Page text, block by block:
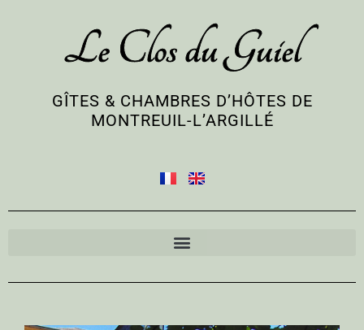
Le Clos du Guiel
GÎTES & CHAMBRES D’HÔTES DE
MONTREUIL-L’ARGILLÉ